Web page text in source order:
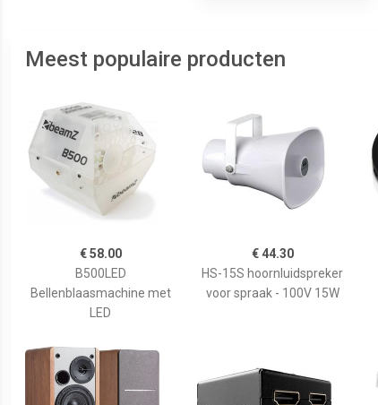
Meest populaire producten
€ 58.00
B500LED
Bellenblaasmachine met
LED
€ 44.30
HS-15S hoornluidspreker
voor spraak - 100V 15W